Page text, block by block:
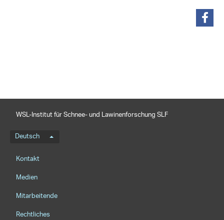
WSL-Institut für Schnee- und Lawinenforschung SLF
Sprachmenü
Deutsch
Footernavigation
Kontakt
Medien
Mitarbeitende
Rechtliches